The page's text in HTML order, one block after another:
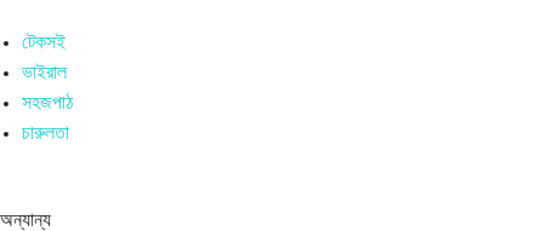
টেকসই
ভাইরাল
সহজপাঠ
চারুলতা
অন্যান্য